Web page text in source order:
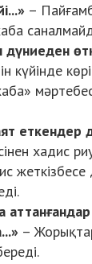
–
еткендер
хадис
жеткізбесе
–